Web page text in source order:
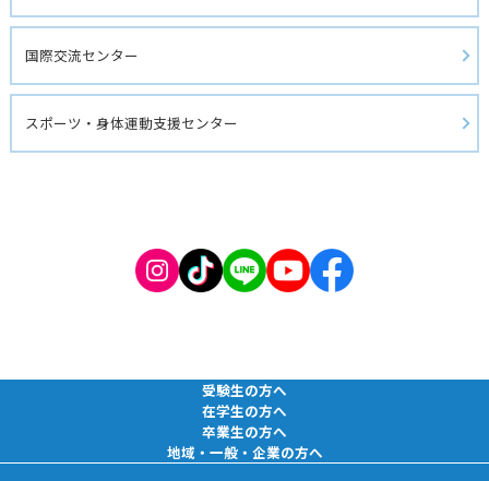
国際交流センター
スポーツ・身体運動支援センター
受験生の方へ
在学生の方へ
卒業生の方へ
地域・一般・企業の方へ